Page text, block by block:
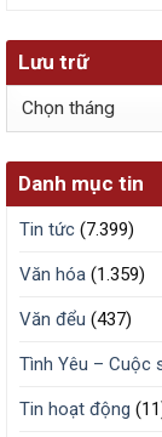
Lưu trữ
Lưu
Danh mục tin
Tin tức (7.399)
Văn hóa (1.359)
Văn đểu (437)
Tình Yêu – Cuộc
Tin hoạt động